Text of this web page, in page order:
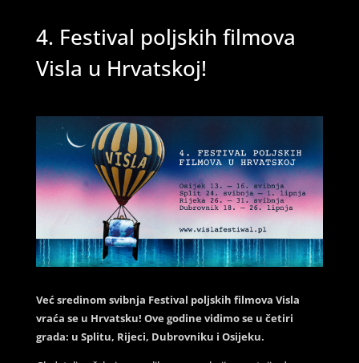
4. Festival poljskih filmova
Visla u Hrvatskoj!
Već sredinom svibnja Festival poljskih filmova Visla
vraća se u Hrvatsku! Ove godine vidimo se u četiri
grada: u Splitu, Rijeci, Dubrovniku i Osijeku.